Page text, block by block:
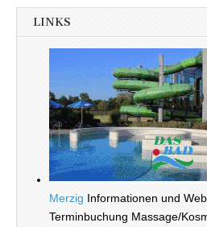
LINKS
Merzig Informationen und
Terminbuchung Massage/